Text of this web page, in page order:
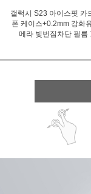
갤럭시 S23 아이스핏 카
폰 케이스+0.2mm 강화
메라 빛번짐차단 필름